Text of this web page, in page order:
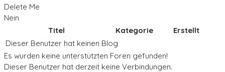
Delete Me
Nein
Titel
Kategorie
Erstellt
Dieser Benutzer hat keinen Blog
Es wurden keine unterstützten Foren gefunden!
Dieser Benutzer hat derzeit keine Verbindungen.